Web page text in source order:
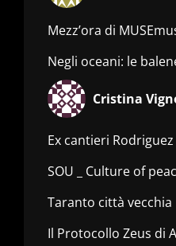
Mezz’ora di
Negli oceani: le
Cristina
Ex cantieri Rodriguez
SOU _ Culture of
Taranto città vecchia
Il Protocollo Zeus di